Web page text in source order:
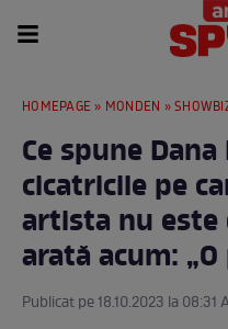
HOMEPAGE » MONDEN »
Ce spune
cicatricile pe
artista nu este
arată acum: „O
Publicat pe 18.10.2023 la 08:31